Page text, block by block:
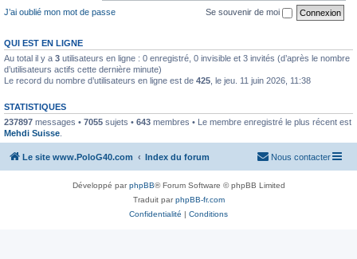
J’ai oublié mon mot de passe
Se souvenir de moi
QUI EST EN LIGNE
Au total il y a 3 utilisateurs en ligne : 0 enregistré, 0 invisible et 3 invités (d’après le nombre
d’utilisateurs actifs cette dernière minute)
Le record du nombre d’utilisateurs en ligne est de 425 , le jeu. 11 juin 2026, 11:38
STATISTIQUES
237897 messages • 7055 sujets • 643 membres • Le membre enregistré le plus récent est
Mehdi Suisse
Le site www.PoloG40.com Index du forum Nous contacter
Développé parphpBB® Forum Software © phpBB Limited
Traduit parphpBB-fr.com
Confidentialité | Conditions